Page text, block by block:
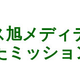
旭メディ
ミッシ